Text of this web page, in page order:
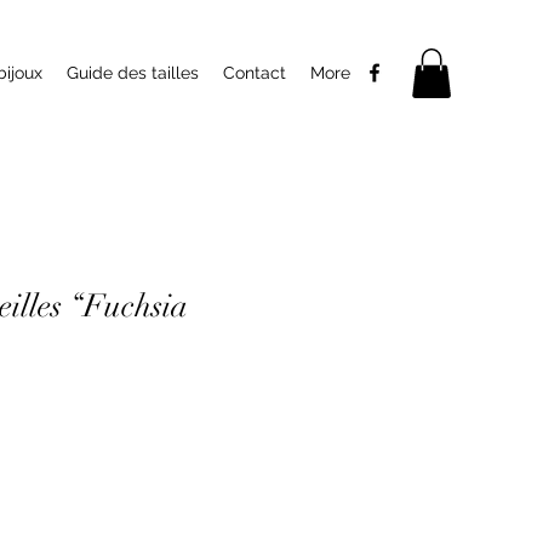
Guide des tailles Contact More
“Fuchsia